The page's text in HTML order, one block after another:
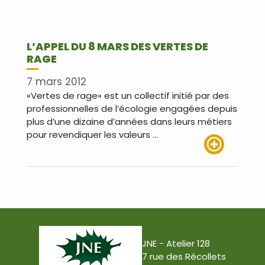
L’APPEL DU 8 MARS DES VERTES DE
RAGE
7 mars 2012
«Vertes de rage» est un collectif initié par des
professionnelles de l’écologie engagées depuis
plus d’une dizaine d’années dans leurs métiers
pour revendiquer les valeurs …
JNE - Atelier 128
7 rue des Récollets